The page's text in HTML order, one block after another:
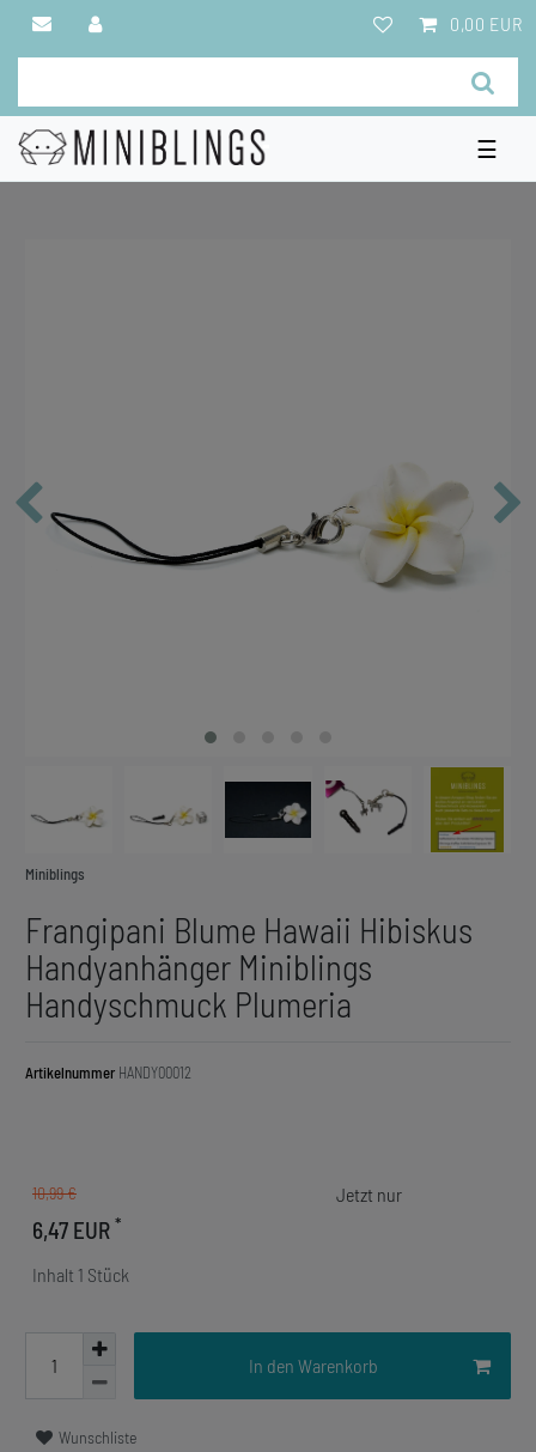
0,00 EUR
☰
Miniblings
Frangipani Blume Hawaii Hibiskus
Handyanhänger Miniblings
Handyschmuck Plumeria
Artikelnummer HANDY00012
10,99 €
6,47 EUR *
Inhalt 1 Stück
In den Warenkorb
Wunschliste